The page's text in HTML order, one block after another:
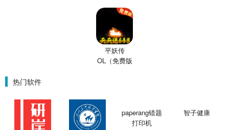
平妖传
OL（免费版
热门软件
paperang错题
打印机
智子健康